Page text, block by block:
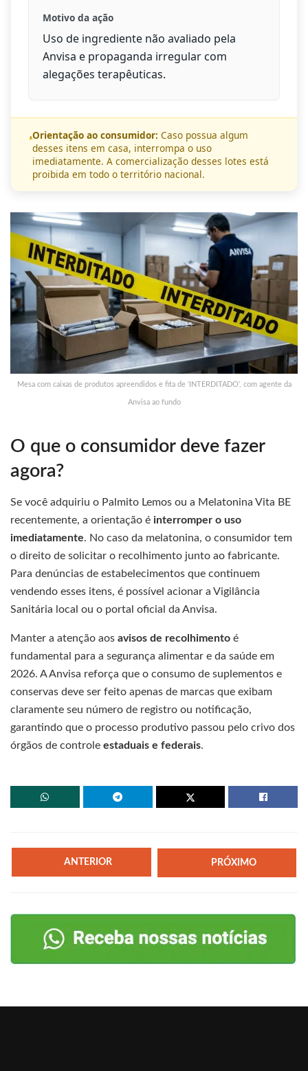
Motivo da ação
Uso de ingrediente não avaliado pela
Anvisa e propaganda irregular com
alegações terapêuticas.
Orientação ao consumidor: Caso possua algum
desses itens em casa, interrompa o uso
imediatamente. A comercialização desses lotes está
proibida em todo o território nacional.
Mesa com caixas de produtos apreendidos e fita de ‘INTERDITADO’, com agente da
Anvisa ao fundo
O que o consumidor deve fazer
agora?
Se você adquiriu o Palmito Lemos ou a Melatonina Vita BE
recentemente, a orientação é interromper o uso
imediatamente. No caso da melatonina, o consumidor tem
o direito de solicitar o recolhimento junto ao fabricante.
Para denúncias de estabelecimentos que continuem
vendendo esses itens, é possível acionar a Vigilância
Sanitária local ou o portal oficial da Anvisa.
Manter a atenção aos avisos de recolhimento é
fundamental para a segurança alimentar e da saúde em
2026. A Anvisa reforça que o consumo de suplementos e
conservas deve ser feito apenas de marcas que exibam
claramente seu número de registro ou notificação,
garantindo que o processo produtivo passou pelo crivo dos
órgãos de controle estaduais e federais.
ANTERIOR PRÓXIMO